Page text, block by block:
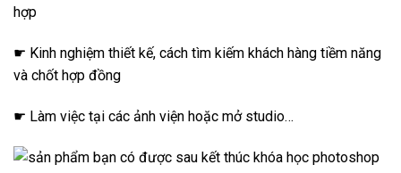
hợp
☛ Kinh nghiệm thiết kế, cách tìm kiếm khách hàng tiềm năng
và chốt hợp đồng
☛ Làm việc tại các ảnh viện hoặc mở studio…